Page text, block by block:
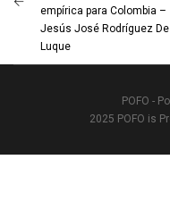
empírica para Colombia –
Jesús José Rodríguez De
Luque
POFO -
2025 POFO is